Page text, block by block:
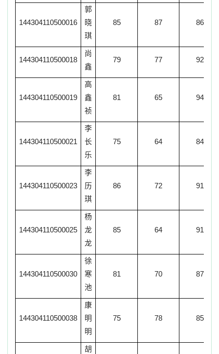
144304110500016
郭
晓
琪
85 87 86
144304110500018
尚
鑫
79 77 92
144304110500019
高
鑫
祯
81 65 94
144304110500021
李
长
乐
75 64 84
144304110500023
李
历
琪
86 72 91
144304110500025
杨
龙
龙
85 64 91
144304110500030
徐
寒
池
81 70 87
144304110500038
康
明
明
75 78 85
胡